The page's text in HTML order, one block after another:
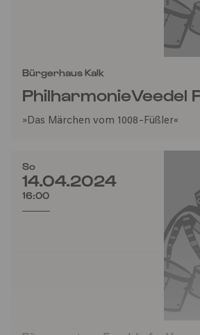
Bürgerhaus Kalk
PhilharmonieVeedel
»Das Märchen vom 1008-Füßler«
So
14.04.2024
16:00